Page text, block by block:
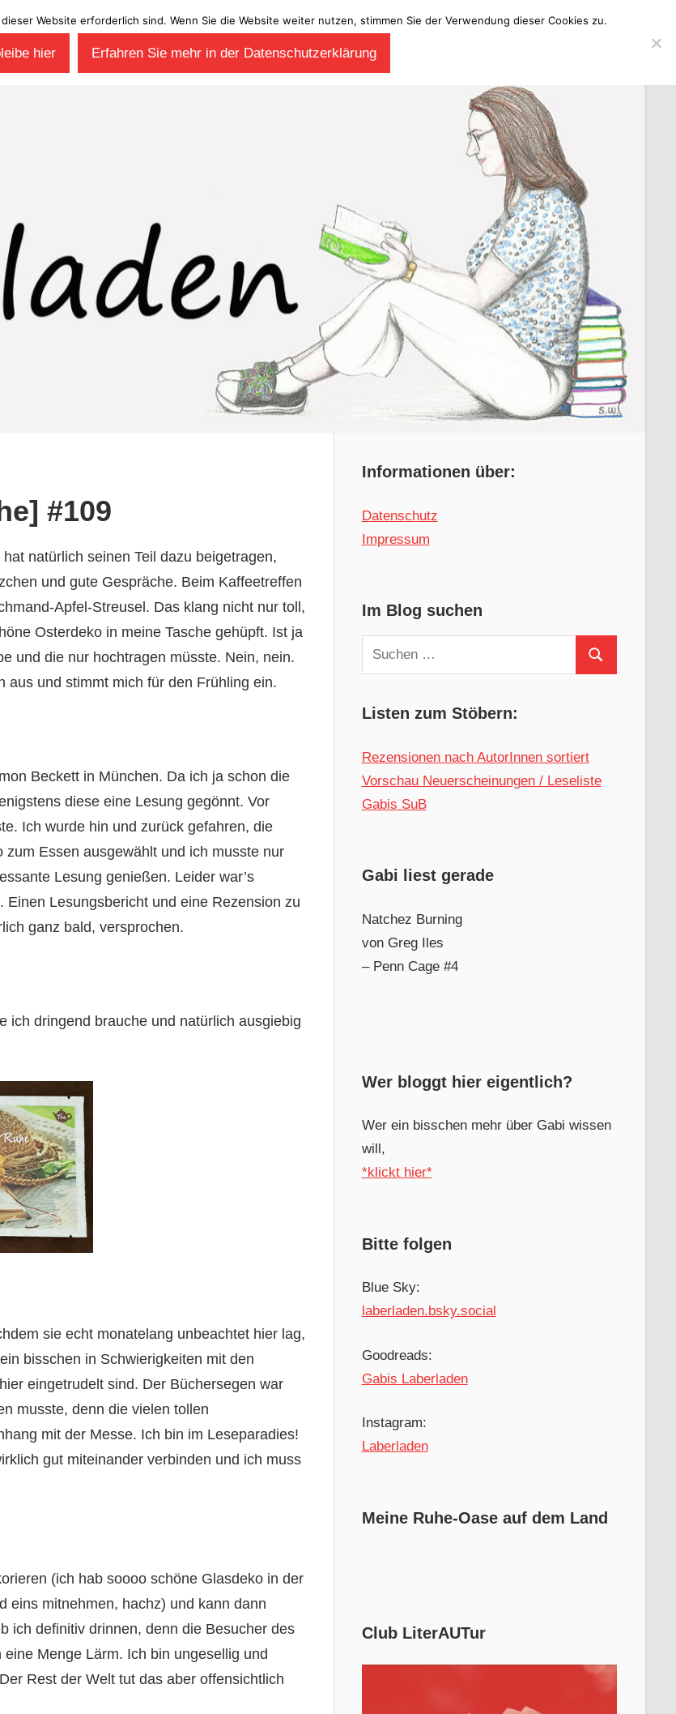
#109
natürlich seinen Teil dazu beigetragen,
und gute Gespräche. Beim Kaffeetreffen
Apfel-Streusel. Das klang nicht nur toll,
Osterdeko in meine Tasche gehüpft. Ist ja
und die nur hochtragen müsste. Nein, nein.
aus und stimmt mich für den Frühling ein.
Beckett in München. Da ich ja schon die
diese eine Lesung gegönnt. Vor
Ich wurde hin und zurück gefahren, die
Essen ausgewählt und ich musste nur
Lesung genießen. Leider war’s
Lesungsbericht und eine Rezension zu
ganz bald, versprochen.
ich dringend brauche und natürlich ausgiebig
sie echt monatelang unbeachtet hier lag,
bisschen in Schwierigkeiten mit den
eingetrudelt sind. Der Büchersegen war
musste, denn die vielen tollen
mit der Messe. Ich bin im Leseparadies!
gut miteinander verbinden und ich muss
(ich hab soooo schöne Glasdeko in der
eins mitnehmen, hachz) und kann dann
ich definitiv drinnen, denn die Besucher des
Menge Lärm. Ich bin ungesellig und
Rest der Welt tut das aber offensichtlich
Informationen über:
Datenschutz
Impressum
Im Blog suchen
Suchen
nach:
Suchen
Listen zum Stöbern:
Rezensionen nach AutorInnen sortiert
Vorschau Neuerscheinungen / Leseliste
Gabis SuB
Gabi liest gerade
Natchez Burning
von Greg Iles
– Penn Cage #4
Wer bloggt hier eigentlich?
Wer ein bisschen mehr über Gabi wissen
will,
*klickt hier*
Bitte folgen
Blue Sky:
laberladen.bsky.social
Goodreads:
Gabis Laberladen
Instagram:
Laberladen
Meine Ruhe-Oase auf dem Land
Club LiterAUTur
Website erforderlich sind. Wenn Sie die Website weiter nutzen, stimmen Sie der Verwendung dieser Cookies zu.
hier Erfahren Sie mehr in der Datenschutzerklärung